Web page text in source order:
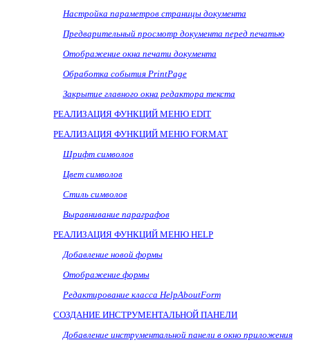
Настройка параметров страницы документа
Предварительный просмотр документа перед печатью
Отображение окна печати документа
Обработка события PrintPage
Закрытие главного окна редактора текста
РЕАЛИЗАЦИЯ ФУНКЦИЙ МЕНЮEDIT
РЕАЛИЗАЦИЯ ФУНКЦИЙ МЕНЮFORMAT
Шрифт символов
Цвет символов
Стиль символов
Выравнивание параграфов
РЕАЛИЗАЦИЯ ФУНКЦИЙ МЕНЮHELP
Добавление новой формы
Отображение формы
Редактирование класса HelpAboutForm
СОЗДАНИЕ ИНСТРУМЕНТАЛЬНОЙ ПАНЕЛИ
Добавление инструментальной панели в окно приложения